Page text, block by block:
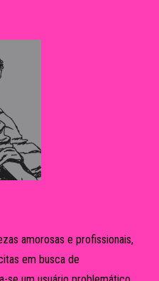
amorosas e profissionais,
em busca de